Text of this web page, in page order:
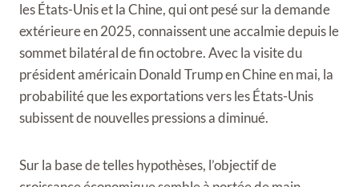
les États-Unis et la Chine, qui ont pesé sur la demande
extérieure en 2025, connaissent une accalmie depuis le
sommet bilatéral de fin octobre. Avec la visite du
président américain Donald Trump en Chine en mai, la
probabilité que les exportations vers les États-Unis
subissent de nouvelles pressions a diminué.
Sur la base de telles hypothèses, l’objectif de